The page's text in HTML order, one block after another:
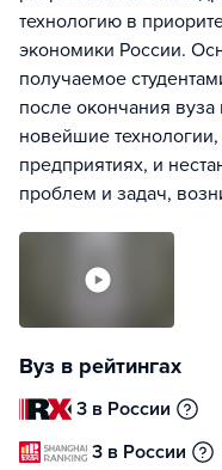
технологию в
экономики России.
получаемое
после окончания вуза
новейшие
предприятиях, и
проблем и задач,
Вуз в рейтингах
3 в России
3 в России